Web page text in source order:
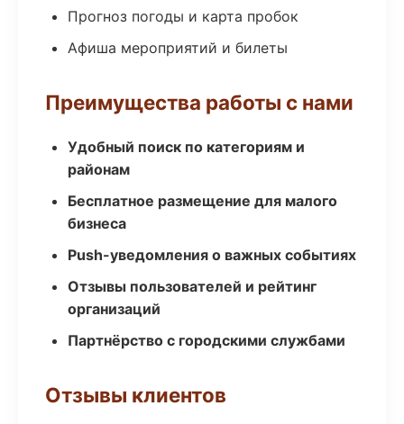
Прогноз погоды и карта пробок
Афиша мероприятий и билеты
Преимущества работы с нами
Удобный поиск по категориям и
районам
Бесплатное размещение для малого
бизнеса
Push-уведомления о важных событиях
Отзывы пользователей и рейтинг
организаций
Партнёрство с городскими службами
Отзывы клиентов